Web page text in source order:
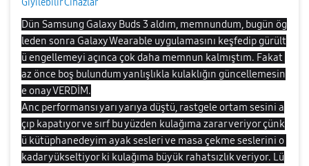
Dün Samsung Galaxy Buds 3 aldım, memnundum, bugün ög
leden sonra Galaxy Wearable uygulamasını keşfedip gürült
ü engellemeyi açınca çok daha memnun kalmıştım. Fakat
az önce boş bulundum yanlışlıkla kulaklığın güncellemesin
e onay VERDİM.
Anc performansı yarı yarıya düştü, rastgele ortam sesini a
çıp kapatıyor ve sırf bu yüzden kulağıma zarar veriyor çünk
ü kütüphanedeyim ayak sesleri ve masa çekme seslerini o
kadar yükseltiyor ki kulağıma büyük rahatsızlık veriyor. Lü